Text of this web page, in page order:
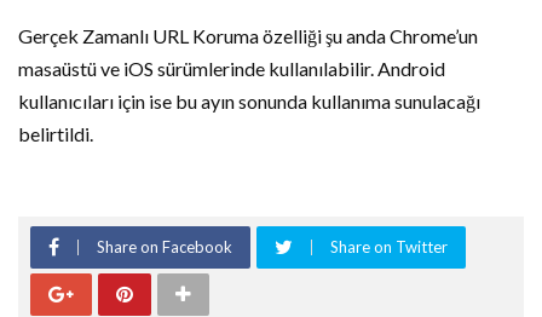
Gerçek Zamanlı URL Koruma özelliği şu anda Chrome’un
masaüstü ve iOS sürümlerinde kullanılabilir. Android
kullanıcıları için ise bu ayın sonunda kullanıma sunulacağı
belirtildi.
Share on Facebook Share on Twitter